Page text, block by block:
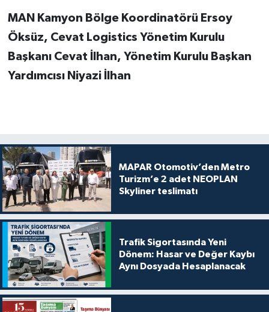
MAN Kamyon Bölge Koordinatörü Ersoy
Öksüz, Cevat Logistics Yönetim Kurulu
Başkanı Cevat İlhan, Yönetim Kurulu Başkan
Yardımcısı Niyazi İlhan
MAPAR Otomotiv’den Metro
Turizm’e 2 adet NEOPLAN
Skyliner teslimatı
Trafik Sigortasında Yeni
Dönem: Hasar ve Değer Kaybı
Aynı Dosyada Hesaplanacak